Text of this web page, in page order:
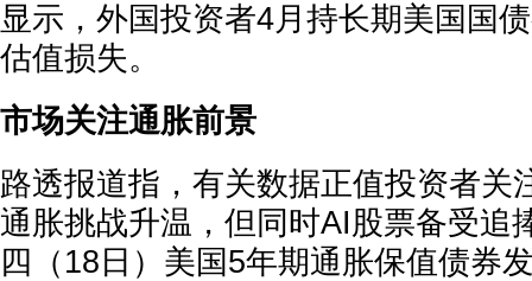
显示，外国投资者4月持长期美国国
估值损失。
市场关注通胀前景
路透报道指，有关数据正值投资者关
通胀挑战升温，但同时AI股票备受追
四（18日）美国5年期通胀保值债券